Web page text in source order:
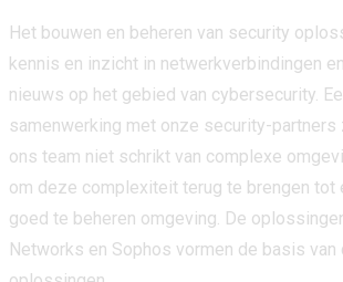
Het bouwen en beheren van security
kennis en inzicht in netwerkverbindingen
nieuws op het gebied van cybersecurity.
samenwerking met onze security-partners
ons team niet schrikt van complexe
om deze complexiteit terug te brengen tot
goed te beheren omgeving. De
Networks en Sophos vormen de basis van